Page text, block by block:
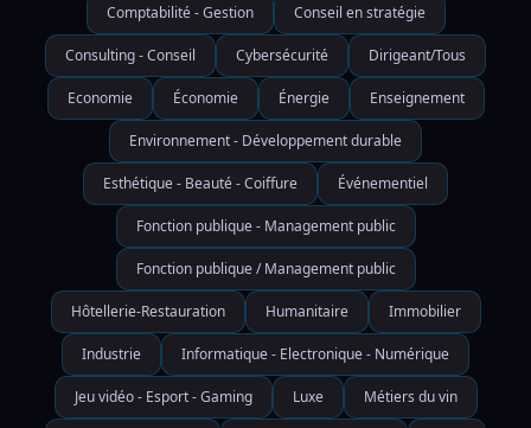
Comptabilité - Gestion Conseil en stratégie
Consulting - Conseil Cybersécurité Dirigeant/Tous
Economie Économie Énergie Enseignement
Environnement - Développement durable
Esthétique - Beauté - Coiffure Événementiel
Fonction publique - Management public
Fonction publique / Management public
Hôtellerie-Restauration Humanitaire Immobilier
Industrie Informatique - Electronique - Numérique
Jeu vidéo - Esport - Gaming Luxe Métiers du vin